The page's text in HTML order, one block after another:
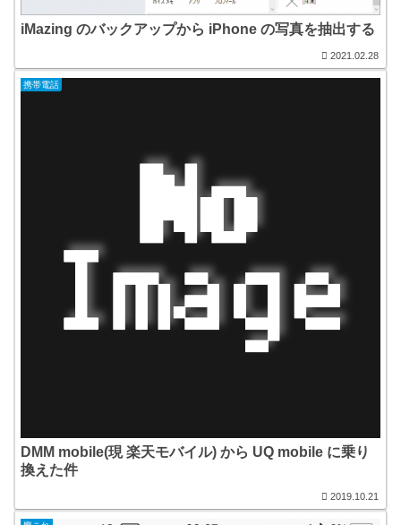
iMazing のバックアップから iPhone の写真を抽出する
2021.02.28
携帯電話
DMM mobile(現 楽天モバイル) から UQ mobile に乗り
換えた件
2019.10.21